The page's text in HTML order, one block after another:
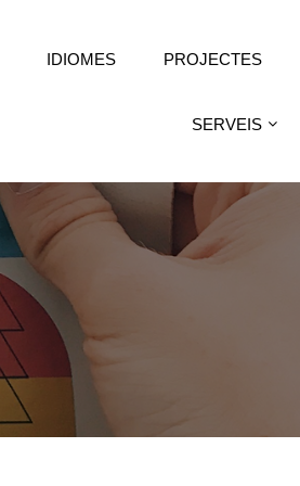
IDIOMES PROJECTES
SERVEIS